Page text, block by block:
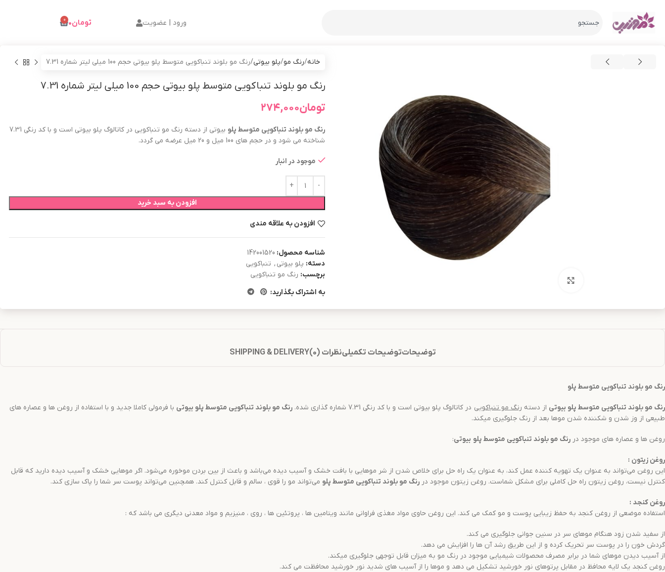
ورود | عضویت تومان۰ 0
خانه رنگ مو پلو بیوتی رنگ مو بلوند تنباکویی متوسط پلو بیوتی حجم 100 میلی لیتر شماره 7.31
رنگ مو بلوند تنباکویی متوسط پلو بیوتی حجم 100 میلی لیتر شماره 7.31
تومان۲۷۴,۰۰۰
رنگ مو بلوند تنباکویی متوسط پلو
شناخته می شود و در حجم های 100 میل و 20 میل عرضه می گردد.
موجود در انبار
افزودن به سبد خرید
افزودن به علاقه مندی
شناسه محصول: 142001520
دسته: پلو بیوتی , تنباکویی
برچسب: رنگ مو تنباکویی
به اشتراک بگذارید:
توضیحاتتوضیحات تکمیلینظرات (0) SHIPPING & DELIVERY
رنگ مو بلوند تنباکویی متوسط پلو
رنگ مو بلوند تنباکویی متوسط پلو بیوتی از دسته رنگ موتنباکویی در کاتالوگ پلو بیوتی است و با کد رنگی 7.31 شماره گذاری شده. رنگ مو بلوند تنباکویی متوسط پلو بیوتی با فرمولی کاملا جدید و با استفاده از روغن ها و عصاره های
طبیعی از وز شدن و شکننده شدن موها بعد از رنگ جلوگیری میکند.
روغن ها و عصاره های موجود در رنگ مو بلوند تنباکویی متوسط پلو بیوتی:
روغن زیتون :
این روغن می‌تواند به عنوان یک تهویه کننده عمل کند، به عنوان یک راه حل برای خلاص شدن از شر موهایی با بافت خشک و آسیب دیده می‌باشد و باعث از بین بردن موخوره می‌شود. اگر موهایی خشک و آسیب دیده دارید که قابل
کنترل نیست، روغن زیتون راه حل کاملی برای مشکل شماست. روغن زیتون موجود در رنگ مو بلوند تنباکویی متوسط پلو می‌تواند مو را قوی ، سالم و قابل کنترل کند. همچنین می‌تواند پوست سر شما را پاک سازی کند.
روغن کنجد :
استفاده موضعی از روغن کنجد به حفظ زیبایی پوست و مو کمک می کند. این روغن حاوی مواد مغذی فراوانی مانند ویتامین ها ، پروتئین ها ، روی ، منیزیم و مواد معدنی دیگری می باشد که :
از سفید شدن زود هنگام موهای سر در سنین جوانی جلوگیری می کند.
گردش خون را در پوست سر تحریک کرده و از این طریق رشد آن ها را افزایش می دهد.
از آسیب دیدن موهای شما در برابر مصرف محصولات شیمیایی موجود در رنگ مو به میزان قابل توجهی جلوگیری میکند.
روغن کنجد یک لایه محافظ در مقابل پرتوهای نور خورشید تشکیل می دهد و موها را از آسیب های شدید نور خورشید محافظت می کند.